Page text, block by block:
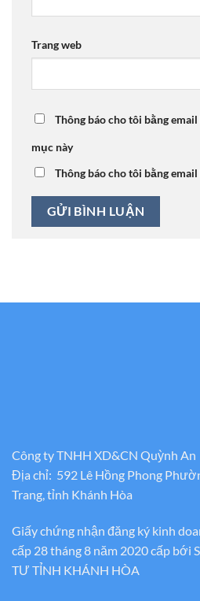
Trang web
Thông báo cho tôi bằng
mục này
Thông báo cho tôi bằng
Công ty TNHH XD&CN Quỳnh An
Địa chỉ: 592 Lê Hồng Phong
Trang, tỉnh Khánh Hòa
Giấy chứng nhận đăng ký kinh
cấp 28 tháng 8 năm 2020 cấp bới
TƯ TỈNH KHÁNH HÒA